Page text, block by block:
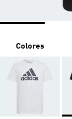
Colores